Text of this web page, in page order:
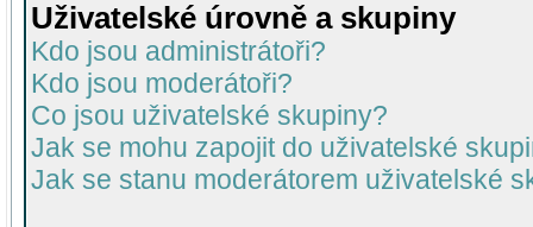
Uživatelské úrovně a skupiny
Kdo jsou administrátoři?
Kdo jsou moderátoři?
Co jsou uživatelské skupiny?
Jak se mohu zapojit do uživatelské
Jak se stanu moderátorem uživatelské